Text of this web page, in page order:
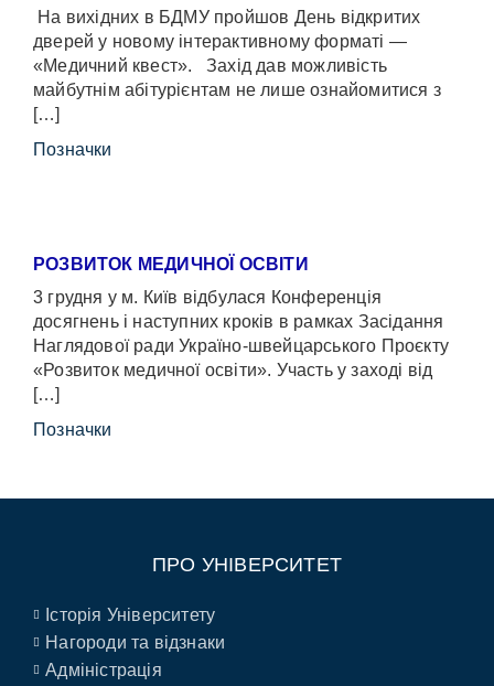
На вихідних в БДМУ пройшов День відкритих
дверей у новому інтерактивному форматі —
«Медичний квест». Захід дав можливість
майбутнім абітурієнтам не лише ознайомитися з
[…]
Позначки
РОЗВИТОК МЕДИЧНОЇ ОСВІТИ
3 грудня у м. Київ відбулася Конференція
досягнень і наступних кроків в рамках Засідання
Наглядової ради Україно-швейцарського Проєкту
«Розвиток медичної освіти». Участь у заході від
[…]
Позначки
ПРО УНІВЕРСИТЕТ
Історія Університету
Нагороди та відзнаки
Адміністрація